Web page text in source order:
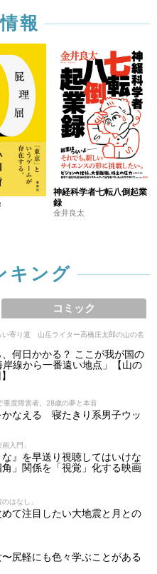
報
神経科学者七転八倒起業
録
金井良太
キング
コミック
い寄り道 山岳ライター高橋庄太郎の山の名
何日かかる？ ここが我が国の
線から一番遠い地点」【山の
重度障害者。28歳の夢と本音
かなえる 寝たきり系男子ウッ
入門」
な』を早送り視聴してはいけな
」関係を「視覚」化する映画
はなし」
て注目したい大地震と月との
尻軽にも色々学ぶことがある